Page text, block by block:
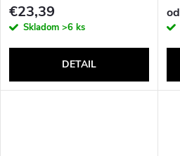
€23,39
Skladom >6 ks
DETAIL
od